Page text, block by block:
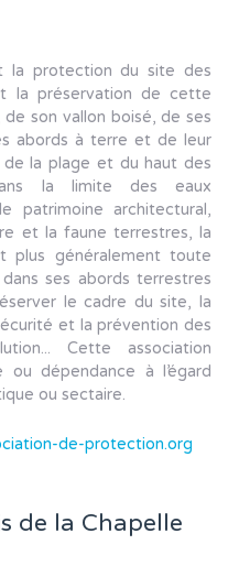
la protection du site des
la préservation de cette
son vallon boisé, de ses
abords à terre et de leur
la plage et du haut des
la limite des eaux
patrimoine architectural,
et la faune terrestres, la
plus généralement toute
ses abords terrestres
le cadre du site, la
et la prévention des
Cette association
ou dépendance à l’égard
ou sectaire.
de-protection.org
de la Chapelle